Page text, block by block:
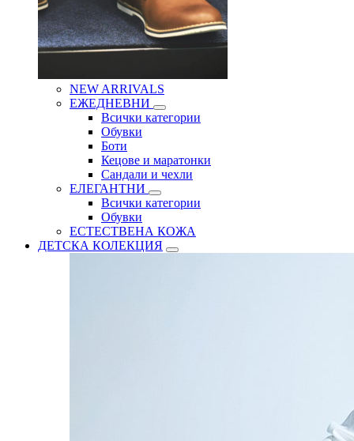
NEW ARRIVALS
ЕЖЕДНЕВНИ
Всички категории
Обувки
Боти
Кецове и маратонки
Сандали и чехли
ЕЛЕГАНТНИ
Всички категории
Обувки
ЕСТЕСТВЕНА КОЖА
ДЕТСКА КОЛЕКЦИЯ